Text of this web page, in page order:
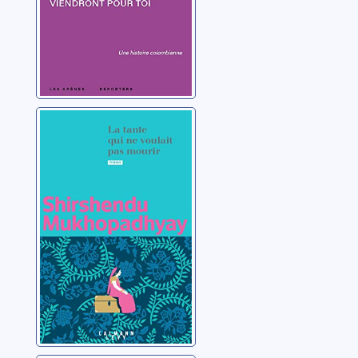
La tante qui ne
voulait pas
Mukhopadhyay,
Shirshendu